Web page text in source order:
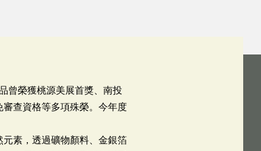
曾榮獲桃源美展首獎、南投
查資格等多項殊榮。今年度
素，透過礦物顏料、金銀箔